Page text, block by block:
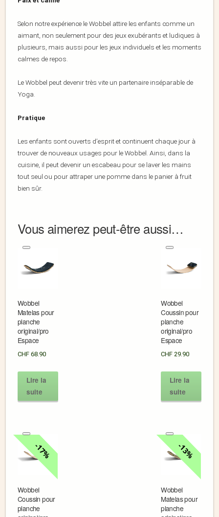
Selon notre expérience le Wobbel attire les enfants comme un
aimant, non seulement pour des jeux exubérants et ludiques à
plusieurs, mais aussi pour les jeux individuels et les moments
calmes de repos.
Le Wobbel peut devenir très vite un partenaire inséparable de
Yoga.
Pratique
Les enfants sont ouverts d’esprit et continuent chaque jour à
trouver de nouveaux usages pour le Wobbel. Ainsi, dans la
cuisine, il peut devenir un escabeau pour se laver les mains
tout seul ou pour attraper une pomme dans le panier à fruit
bien sûr.
Vous aimerez peut-être aussi…
Wobbel
Matelas pour
planche
original/pro
Espace
CHF 68.90
Lire la
suite
Wobbel
Coussin pour
planche
original/pro
Espace
CHF 29.90
Lire la
suite
17%
Wobbel
Coussin pour
planche
13%
Wobbel
Matelas pour
planche